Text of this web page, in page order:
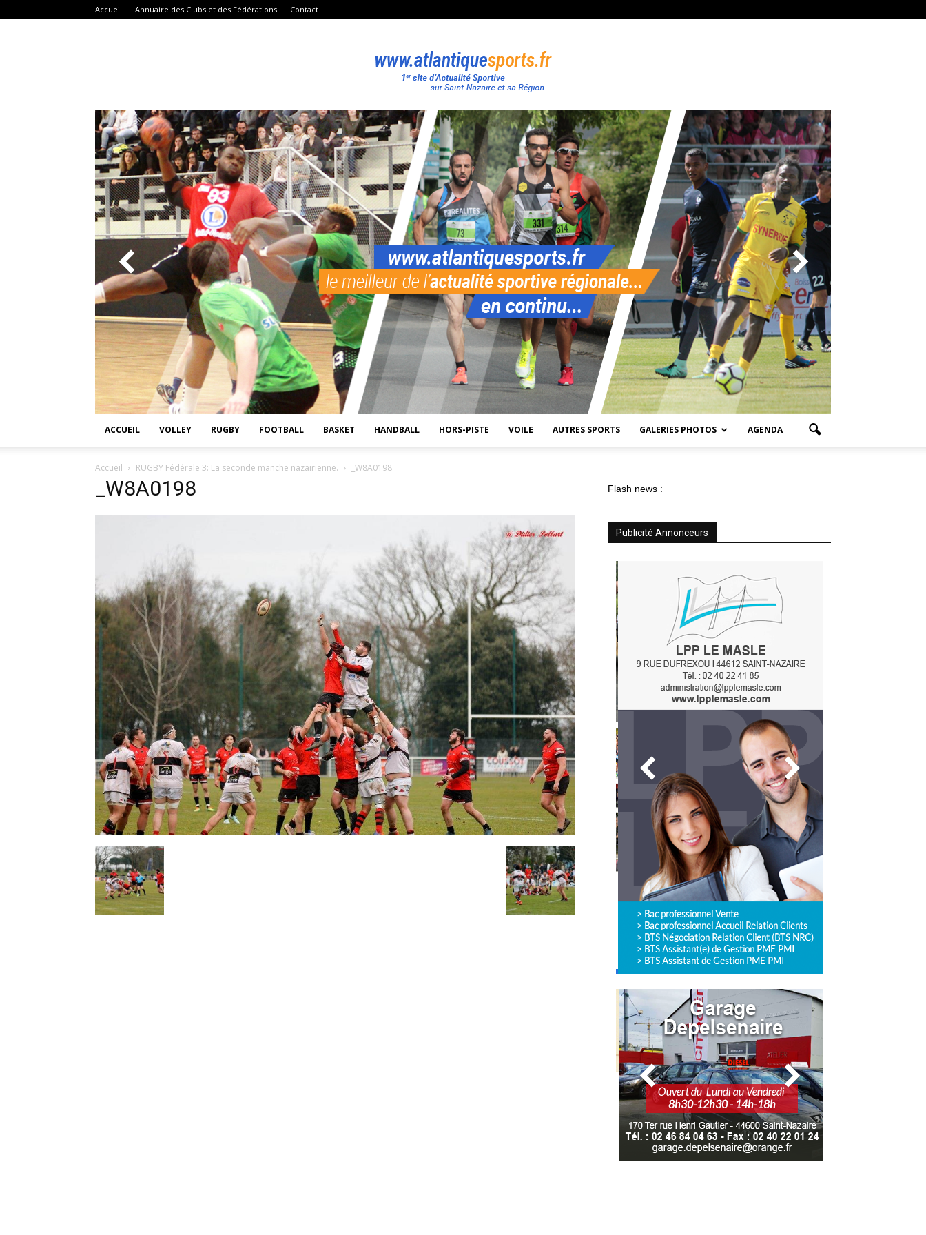
Accueil Annuaire des Clubs et des Fédérations Contact
Atlantique
Sport
ACCUEIL VOLLEY RUGBY FOOTBALL BASKET HANDBALL HORS-PISTE VOILE AUTRES SPORTS GALERIES PHOTOS AGENDA
Accueil RUGBY Fédérale 3: La seconde manche nazairienne. _W8A0198
_W8A0198 Flash news :
Publicité Annonceurs